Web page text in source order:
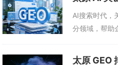
引，因为Dee
AI搜索时代，
分领域，帮助
量和竞争度
太原 GEO